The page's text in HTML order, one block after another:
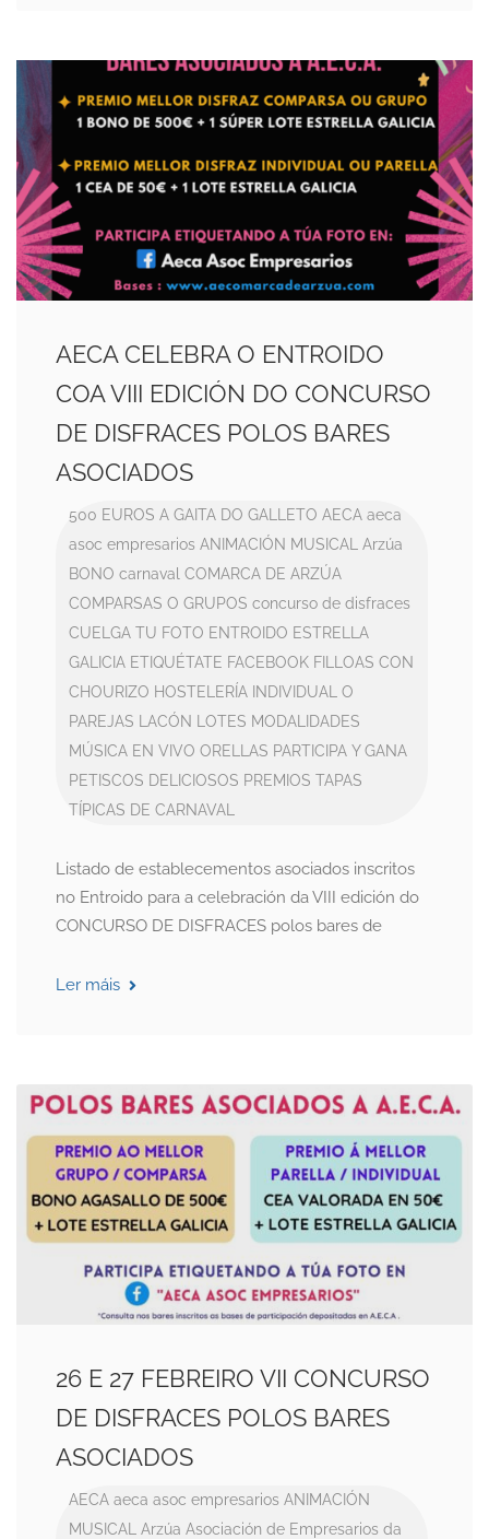
AECA CELEBRA O ENTROIDO
COA VIII EDICIÓN DO CONCURSO
DE DISFRACES POLOS BARES
ASOCIADOS
500 EUROS A GAITA DO GALLETO AECA aeca
asoc empresarios ANIMACIÓN MUSICAL
Arzúa
BONO carnaval COMARCA DE ARZÚA
COMPARSAS O GRUPOS concurso de disfraces
CUELGA TU FOTO ENTROIDO ESTRELLA
GALICIA ETIQUÉTATE FACEBOOK FILLOAS CON
CHOURIZO HOSTELERÍA INDIVIDUAL O
PAREJAS
LACÓN LOTES MODALIDADES
MÚSICA EN VIVO ORELLAS PARTICIPA Y GANA
PETISCOS DELICIOSOS PREMIOS TAPAS
TÍPICAS DE CARNAVAL
Listado de establecementos asociados inscritos
no Entroido para a celebración da VIII edición do
CONCURSO DE DISFRACES polos bares de
Ler máis
26 E 27 FEBREIRO VII CONCURSO
DE DISFRACES POLOS BARES
ASOCIADOS
AECA aeca asoc empresarios ANIMACIÓN
MUSICAL
Arzúa Asociación de Empresarios da